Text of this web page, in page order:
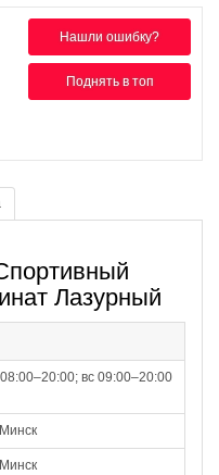
Нашли ошибку?
Поднять в топ
Лазурный
вс 09:00–20:00
Минск
Минск